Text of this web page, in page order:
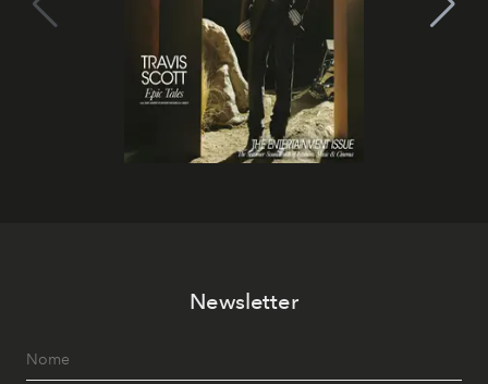
Newsletter